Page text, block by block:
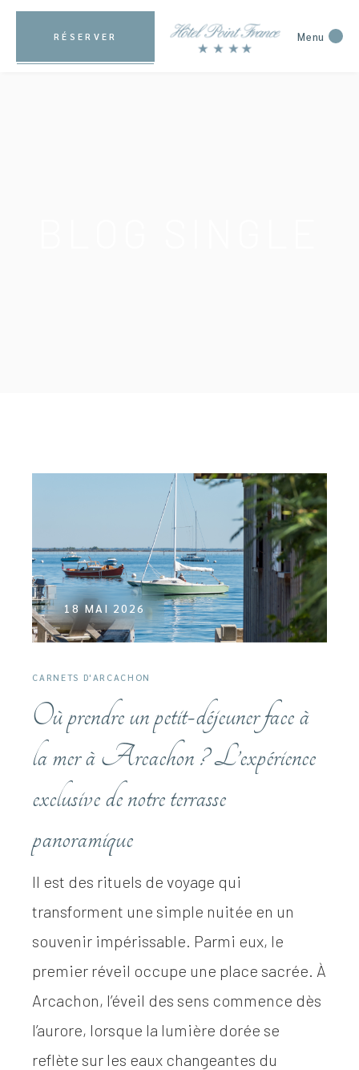
RÉSERVER Menu
18 MAI 2026
CARNETS D'ARCACHON
Où prendre un petit-déjeuner face à
la mer à Arcachon ? L’expérience
exclusive de notre terrasse
panoramique
Il est des rituels de voyage qui
transforment une simple nuitée en un
souvenir impérissable. Parmi eux, le
premier réveil occupe une place sacrée. À
Arcachon, l’éveil des sens commence dès
l’aurore, lorsque la lumière dorée se
reflète sur les eaux changeantes du